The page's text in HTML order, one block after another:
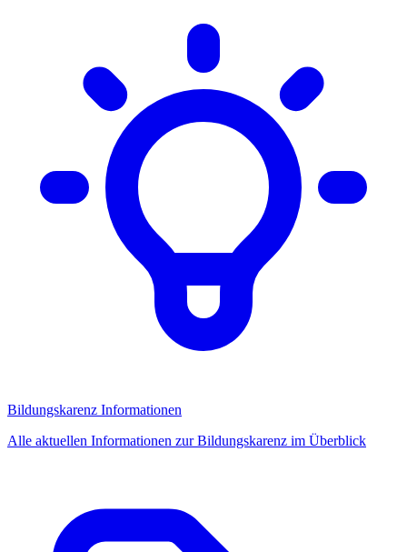
Bildungskarenz Informationen
Alle aktuellen Informationen zur Bildungskarenz im Überblick